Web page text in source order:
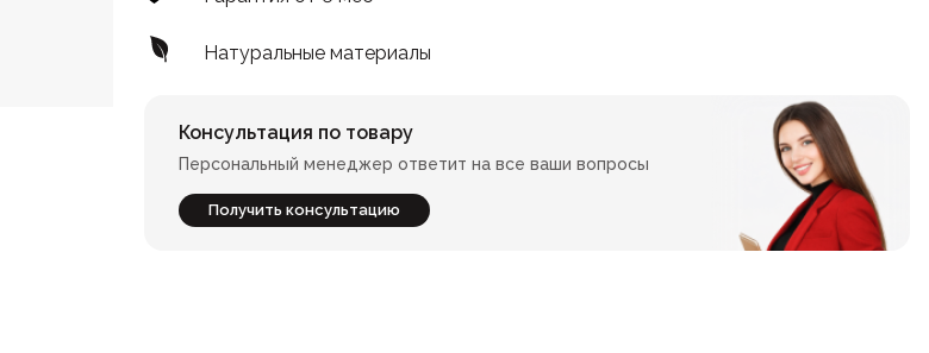
Натуральные материалы
Консультация по товару
Персональный менеджер ответит на все ваши вопросы
Получить консультацию